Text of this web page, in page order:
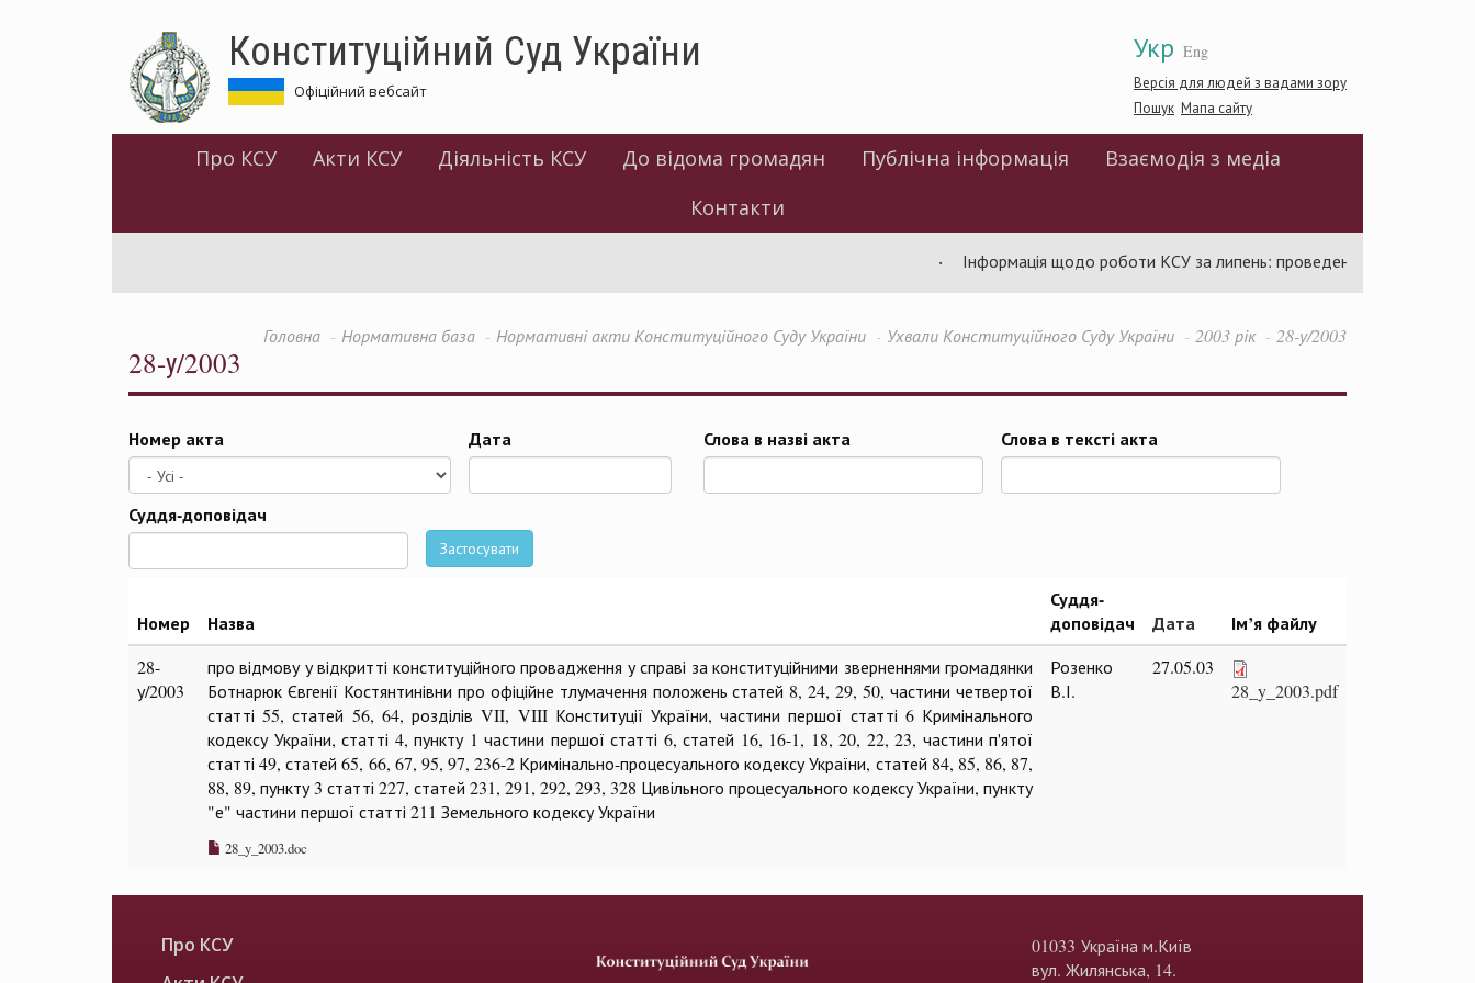
Укр Eng
Версія для людей з вадами зору
Пошук Мапа сайту
Конституційний Суд України
Офіційний вебсайт
Про КСУ Акти КСУ Діяльність КСУ До відома громадян Публічна інформація
Взаємодія з медіа
Контакти
Інформація щодо роботи КСУ за липень: проведено 94 засідання та
Головна Нормативна база Нормативні акти Конституційного Суду України Ухвали Конституційного Суду України 2003 рік 28-у/2003
28-у/2003
Номер акта Дата Слова в назві акта Слова в тексті акта
Суддя-доповідач
Застосувати
Номер Назва
Суддя-
доповідач
Дата Ім’я файлу
28-
у/2003
про відмову у відкритті конституційного провадження у справі за конституційними зверненнями громадянки
Ботнарюк Євгенії Костянтинівни про офіційне тлумачення положень статей 8, 24, 29, 50, частини четвертої
статті 55, статей 56, 64, розділів VII, VIII Конституції України, частини першої статті 6 Кримінального
кодексу України, статті 4, пункту 1 частини першої статті 6, статей 16, 16-1, 18, 20, 22, 23, частини п'ятої
статті 49, статей 65, 66, 67, 95, 97, 236-2 Кримінально-процесуального кодексу України, статей 84, 85, 86, 87,
88, 89, пункту 3 статті 227, статей 231, 291, 292, 293, 328 Цивільного процесуального кодексу України, пункту
"е" частини першої статті 211 Земельного кодексу України
28_y_2003.doc
Розенко
В.І.
27.05.03
28_y_2003.pdf
Про КСУ
01033 Україна м.Київ
вул. Жилянська, 14.